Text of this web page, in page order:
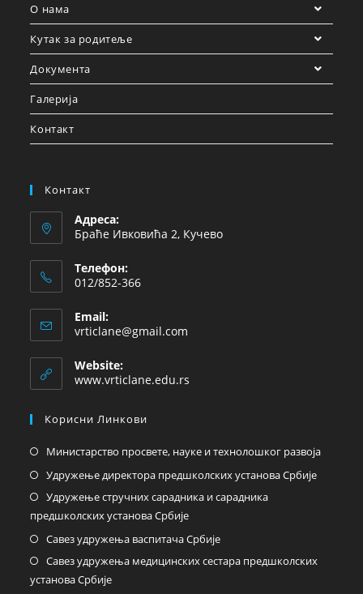
О нама
Кутак за родитеље
Документа
Галерија
Контакт
Контакт
Адреса:
Браће Ивковића 2, Кучево
Телефон:
012/852-366
Email:
vrticlane@gmail.com
Website:
www.vrticlane.edu.rs
Корисни Линкови
Министарство просвете, науке и технолошког развоја
Удружење директора предшколских установа Србије
Удружење стручних сарадника и сарадника
предшколских установа Србије
Савез удружења васпитача Србије
Савез удружења медицинских сестара предшколских
установа Србије